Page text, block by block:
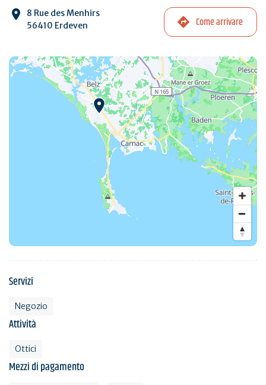
8 Rue des Menhirs
56410 Erdeven
Come arrivare
Servizi
Negozio
Attività
Ottici
Mezzi di pagamento